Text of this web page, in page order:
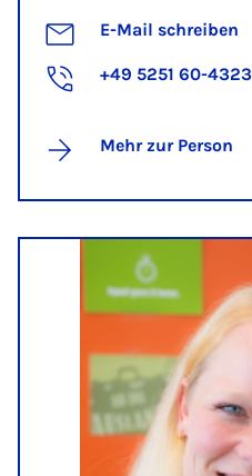
E-Mail schreiben
+49 5251 60-4323
Mehr zur Person